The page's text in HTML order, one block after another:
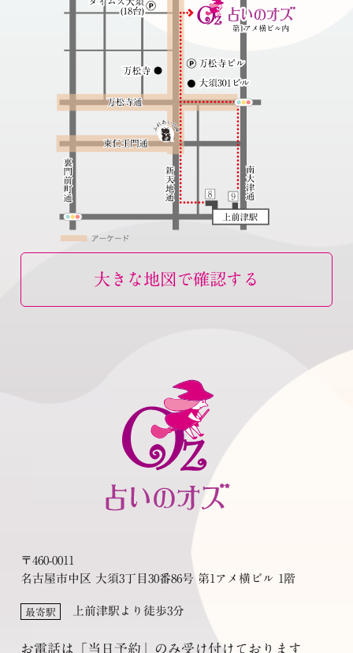
大きな地図で確認する
〒460-0011
名古屋市中区 大須3丁目30番86号 第1アメ横ビル 1階
最寄駅 上前津駅より徒歩3分
お電話は「当日予約」のみ受け付けております